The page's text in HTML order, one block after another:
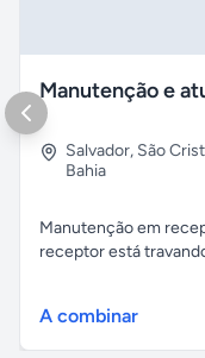
Salvador, São
Bahia
Manutenção em
receptor está
A combinar